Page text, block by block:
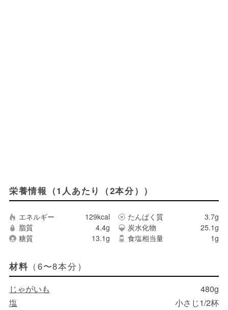
栄養情報（1人あたり（2本分））
エネルギー 129kcal たんぱく質
3.7g
脂質
4.4g 炭水化物
25.1g
糖質
13.1g 食塩相当量 1g
材料 （6〜8本分）
じゃがいも
480g
塩
小さじ1/2杯